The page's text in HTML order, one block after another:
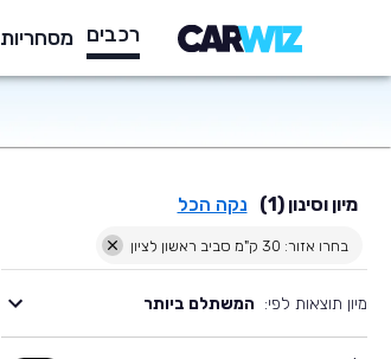
רכבים מסחריות
מיון וסינון (1) נקה הכל
בחרו אזור: 30 ק"מ סביב ראשון לציון
מיון תוצאות לפי: המשתלם ביותר